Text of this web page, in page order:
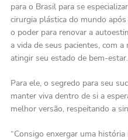
para o Brasil para se
cirurgia plástica do mundo
o poder para renovar a
a vida de seus pacientes, com
atingir seu estado de bem-estar.
Para ele, o segredo para seu
manter viva dentro de si a
melhor versão, respeitando a
“Consigo enxergar uma